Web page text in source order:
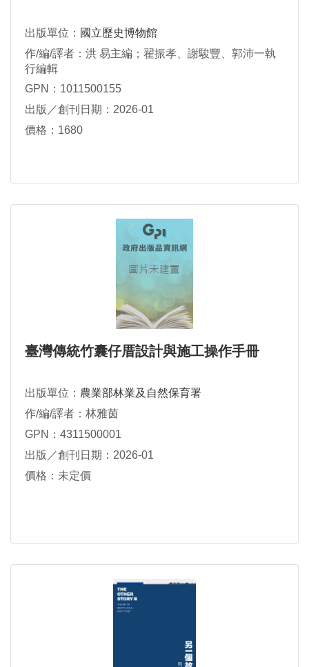
出版單位： 國立歷史博物館
作/編/譯者：洪 易主編；翟振孝、謝駿豐、郭沛一執
行編輯
GPN：1011500155
出版／創刊日期：2026-01
價格：1680
臺灣傳統竹囊仔厝設計與施工操作手冊
出版單位： 農業部林業及自然保育署
作/編/譯者：林雅茵
GPN：4311500001
出版／創刊日期：2026-01
價格：未定價